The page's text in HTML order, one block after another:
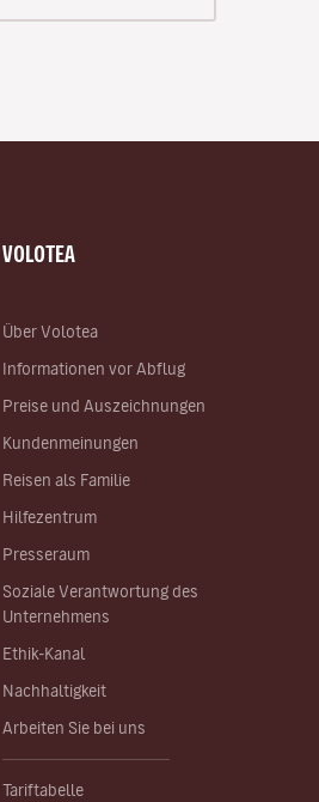
VOLOTEA
Über Volotea
Informationen vor Abflug
Preise und Auszeichnungen
Kundenmeinungen
Reisen als Familie
Hilfezentrum
Presseraum
Soziale Verantwortung des
Unternehmens
Ethik-Kanal
Nachhaltigkeit
Arbeiten Sie bei uns
Tariftabelle